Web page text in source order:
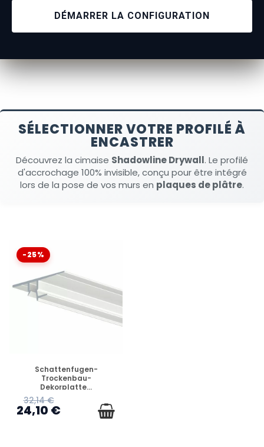
Aufhängekabel
wodurch dieSchiene unsichtbarwird. Wenn Sie sich
fürtransparente Perlon-Aufhängekabel in der
Ihnen, die Wände mit einer abgehängten Decke zu
schützen.
DÉMARRER LA CONFIGURATION
SÉLECTIONNER VOTRE PROFILÉ À
ENCASTRER
Découvrez la cimaise Shadowline Drywall. Le profilé
d'accrochage 100% invisible, conçu pour être intégré
lors de la pose de vos murs en plaques de plâtre.
-25%
VERFÜGBAR
Schattenfugen-
Trockenbau-
Dekorplatte...
32,14 €
24,10 €